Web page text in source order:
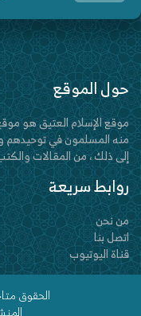
حول الموقع
موقع الإسلام العتيق هو
منه المسلمون في توحيدهم
إلى ذلك ، من المقالات
روابط سريعة
من نحن
اتصل بنا
قناة اليوتيوب
الحقوق